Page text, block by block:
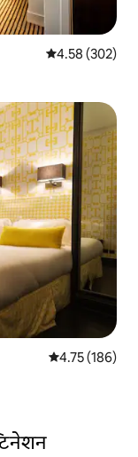
औसत रेटिंग 5 में से
4.58 (302)
औसत रेटिंग 5 में से
4.75 (186)